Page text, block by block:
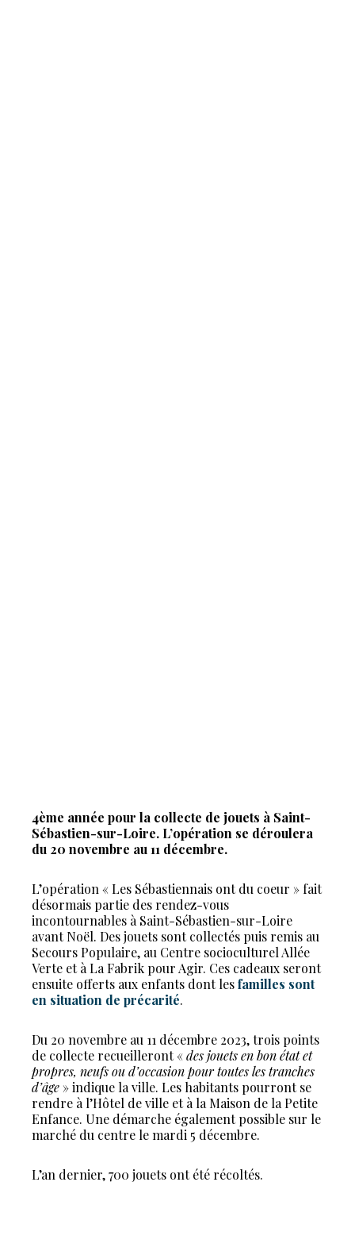
4ème année pour la collecte de jouets à Saint-
Sébastien-sur-Loire. L’opération se déroulera
du 20 novembre au 11 décembre.
L’opération « Les Sébastiennais ont du coeur » fait
désormais partie des rendez-vous
incontournables à Saint-Sébastien-sur-Loire
avant Noël. Des jouets sont collectés puis remis au
Secours Populaire, au Centre socioculturel Allée
Verte et à La Fabrik pour Agir. Ces cadeaux seront
ensuite offerts aux enfants dont lesfamilles sont
en situation de précarité.
Du 20 novembre au 11 décembre 2023, trois points
de collecte recueilleront «des jouets en bon état et
propres, neufs ou d’occasion pour toutes les tranches
d’âge » indique la ville. Les habitants pourront se
rendre à l’Hôtel de ville et à la Maison de la Petite
Enfance. Une démarche également possible sur le
marché du centre le mardi 5 décembre.
L’an dernier, 700 jouets ont été récoltés.